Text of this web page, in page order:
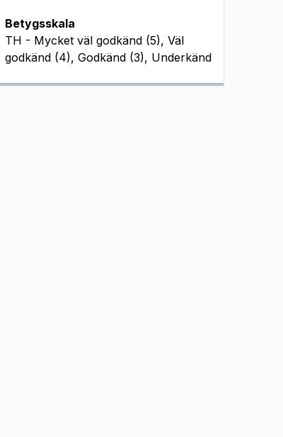
Betygsskala
TH - Mycket väl godkänd (5), Väl
godkänd (4), Godkänd (3), Underkänd